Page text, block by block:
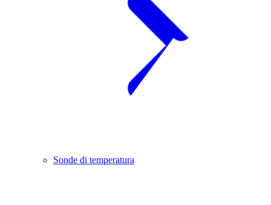
Sonde di temperatura